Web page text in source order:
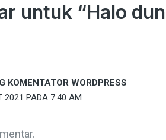
untuk “Halo
KOMENTATOR WORDPRESS
2021 PADA 7:40 AM